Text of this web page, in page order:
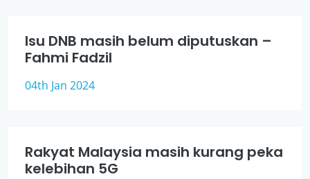
Isu DNB masih belum diputuskan –
Fahmi Fadzil
04th Jan 2024
Rakyat Malaysia masih kurang peka
kelebihan 5G